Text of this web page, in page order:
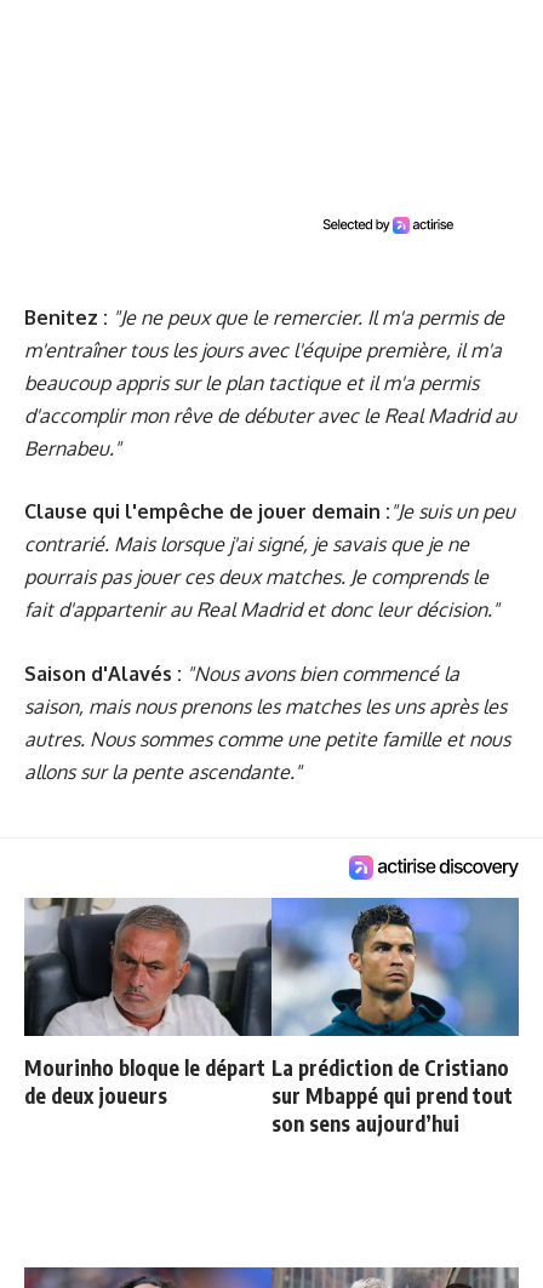
Benitez : "Je ne peux que le remercier. Il m'a permis de
m'entraîner tous les jours avec l'équipe première, il m'a
beaucoup appris sur le plan tactique et il m'a permis
d'accomplir mon rêve de débuter avec le Real Madrid au
Bernabeu."
Clause qui l'empêche de jouer demain : "Je suis un peu
contrarié. Mais lorsque j'ai signé, je savais que je ne
pourrais pas jouer ces deux matches. Je comprends le
fait d'appartenir au Real Madrid et donc leur décision."
Saison d'Alavés : "Nous avons bien commencé la
saison, mais nous prenons les matches les uns après les
autres. Nous sommes comme une petite famille et nous
allons sur la pente ascendante."
Mourinho bloque le départ
de deux joueurs
La prédiction de Cristiano
sur Mbappé qui prend tout
son sens aujourd’hui